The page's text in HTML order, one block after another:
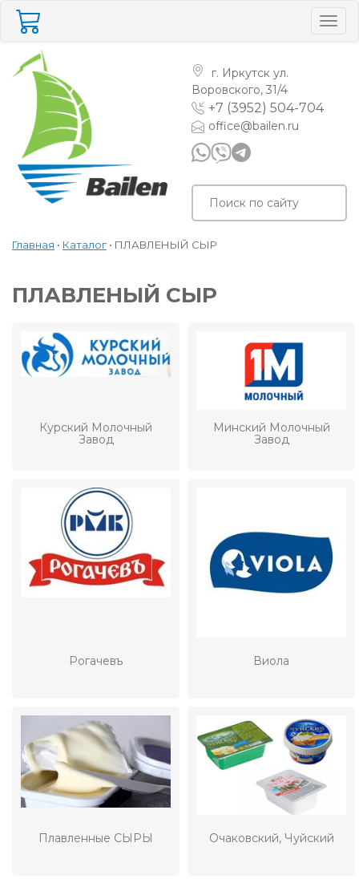
г. Иркутск ул.
Воровского, 31/4
+7 (3952) 504-704
office@bailen.ru
Главная • Каталог • ПЛАВЛЕНЫЙ СЫР
ПЛАВЛЕНЫЙ СЫР
Курский Молочный
Завод
Минский Молочный
Завод
Рогачевъ Виола
Плавленные СЫРЫ Очаковский, Чуйский